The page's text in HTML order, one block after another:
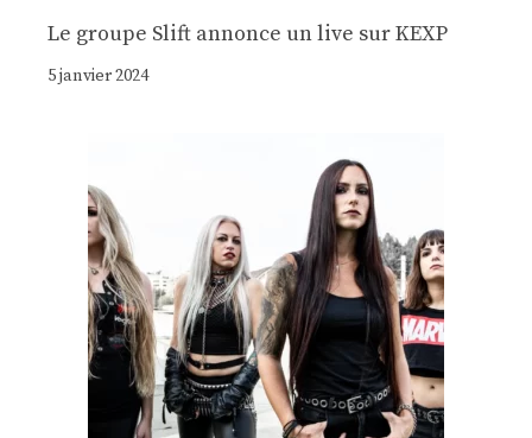
Le groupe Slift annonce un live sur KEXP
5 janvier 2024